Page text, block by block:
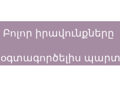
Բոլոր իրավունքները
օգտագործելիս